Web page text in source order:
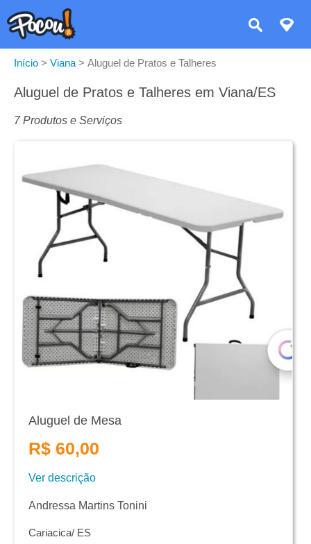
Início > Viana > Aluguel de Pratos e Talheres
Aluguel de Pratos e Talheres em Viana/ES
7 Produtos e Serviços
Aluguel de Mesa
R$ 60,00
Ver descrição
Andressa Martins Tonini
Cariacica/ ES